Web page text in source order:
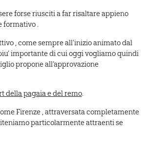
forse riusciti a far risaltare appieno
formativo .
, come sempre all’inizio animato dal
importante di cui oggi vogliamo quindi
propone all’approvazione
della pagaia e del remo.
Firenze , attraversata completamente
particolarmente attraenti se